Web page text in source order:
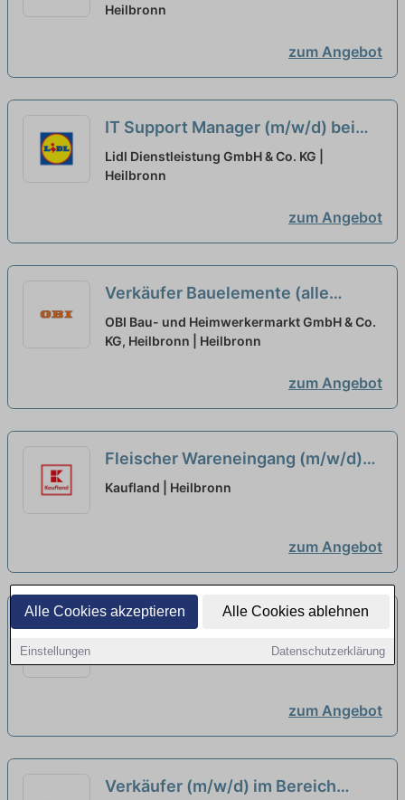
Alle Cookies akzeptieren Alle Cookies ablehnen
Einstellungen Datenschutzerklärung
GmbH ausgewählt
Heilbronn
zum Angebot
IT Support Manager (m/w/d) bei
tempster GmbH ausgewählt
Lidl Dienstleistung GmbH & Co. KG |
Heilbronn
zum Angebot
Verkäufer Bauelemente (alle
Geschlechter) neu
OBI Bau- und Heimwerkermarkt GmbH & Co.
KG, Heilbronn | Heilbronn
zum Angebot
Fleischer Wareneingang (m/w/d)
neu
Kaufland | Heilbronn
zum Angebot
Kalkulator Neu- und Umbau
zum Angebot
Verkäufer (m/w/d) im Bereich